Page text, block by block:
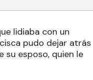
lidiaba con un
pudo dejar atrás
esposo, quien le